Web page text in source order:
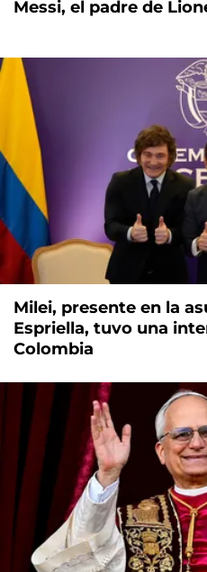
Messi, el padre de
Milei, presente en la
Espriella, tuvo una
Colombia